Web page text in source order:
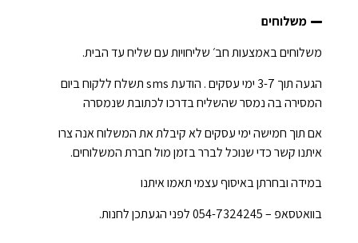
משלוחים
משלוחים באמצעות חב׳ שליחויות עם שליח עד הבית.
הגעה תוך 3-7 ימי עסקים . הודעת sms תשלח ללקוח ביום
המסירה בה נמסר שהשליח בדרכו לכתובת שנמסרה
אם תוך חמישה ימי עסקים לא קיבלת את המשלוח אנה צרו
איתנו קשר כדי שנוכל לברר בזמן מול חברת המשלוחים.
במידה ובחרתן באיסוף עצמי תאמו איתנו
בוואטסאפ – 054-7324245 לפני הגעתכן לחנות.